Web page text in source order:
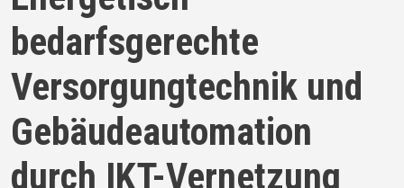
bedarfsgerechte
Versorgungtechnik und
Gebäudeautomation
durch IKT-Vernetzung